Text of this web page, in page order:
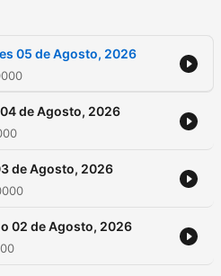
05 de Agosto, 2026
de Agosto, 2026
de Agosto, 2026
02 de Agosto, 2026